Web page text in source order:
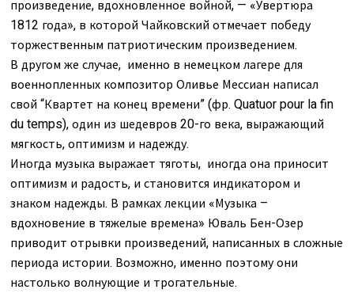
произведение, вдохновленное войной, — «Увертюра
1812 года», в которой Чайковский отмечает победу
торжественным патриотическим произведением.
В другом же случае, именно в немецком лагере для
военнопленных композитор Оливье Мессиан написал
свой “Квартет на конец времени” (фр. Quatuor pour la fin
du temps), один из шедевров 20-го века, выражающий
мягкость, оптимизм и надежду.
Иногда музыка выражает тяготы, иногда она приносит
оптимизм и радость, и становится индикатором и
знаком надежды. В рамках лекции «Музыка –
вдохновение в тяжелые времена» Юваль Бен-Озер
приводит отрывки произведений, написанных в сложные
периода истории. Возможно, именно поэтому они
настолько волнующие и трогательные.